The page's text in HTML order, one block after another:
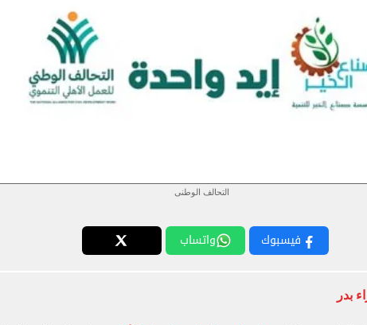
التحالف الوطنى
فيسبوك واتساب
بدر